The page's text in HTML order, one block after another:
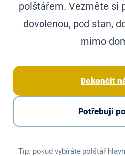
polštářem. Vezměte si
dovolenou, pod stan,
mimo
Dokončit
Potřebuji
Tip: pokud vybíráte polštář